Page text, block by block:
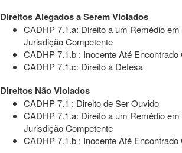
Direitos Alegados a Serem Violados
CADHP 7.1.a: Direito a um Remédio em
Jurisdição Competente
CADHP 7.1.b : Inocente Até Encontrado
CADHP 7.1.c: Direito à Defesa
Direitos Não Violados
CADHP 7.1 : Direito de Ser Ouvido
CADHP 7.1.a: Direito a um Remédio em
Jurisdição Competente
CADHP 7.1.b : Inocente Até Encontrado